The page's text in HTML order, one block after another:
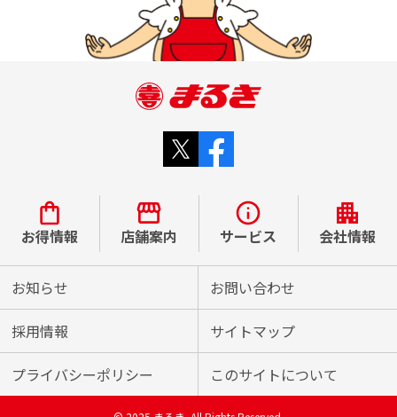
お得情報 店舗案内 サービス 会社情報
お知らせ お問い合わせ
採用情報 サイトマップ
プライバシーポリシー このサイトについて